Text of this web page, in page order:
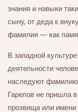
знания и навыки
сыну, от деда к
фамилия — как
В западной
деятельности
наследуют
Гарелов не пришла
прозвища или имени